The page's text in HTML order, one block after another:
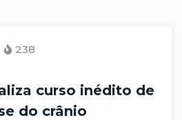
238
curso inédito de
do crânio